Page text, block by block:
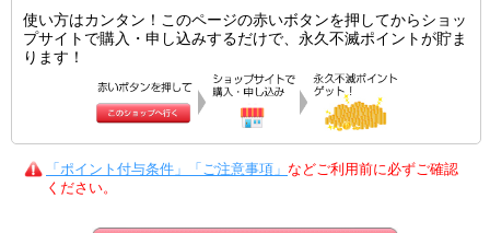
使い方はカンタン！このページの赤いボタンを押してからショッ
プサイトで購入・申し込みするだけで、永久不滅ポイントが貯ま
ります！
「ポイント付与条件」「ご注意事項」 などご利用前に必ずご確認
ください。